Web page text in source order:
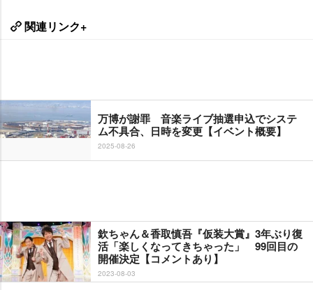
関連リンク+
万博が謝罪 音楽ライブ抽選申込でシステ
ム不具合、日時を変更【イベント概要】
2025-08-26
欽ちゃん＆香取慎吾『仮装大賞』3年ぶり復
活「楽しくなってきちゃった」 99回目の
開催決定【コメントあり】
2023-08-03